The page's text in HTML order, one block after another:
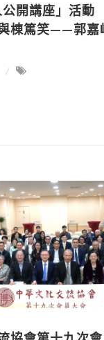
公開講座」活動
與棟篤笑——郭嘉